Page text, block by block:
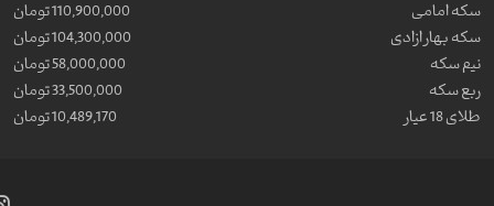
سکه امامی
110,900,000 تومان
سکه بهار ازادی
104,300,000 تومان
نیم سکه
58,000,000 تومان
ربع سکه
33,500,000 تومان
طلای 18 عیار
10,489,170 تومان